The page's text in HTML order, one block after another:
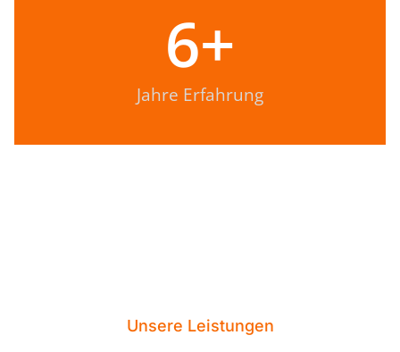
Jahre Erfahrung
6+
Unsere Leistungen